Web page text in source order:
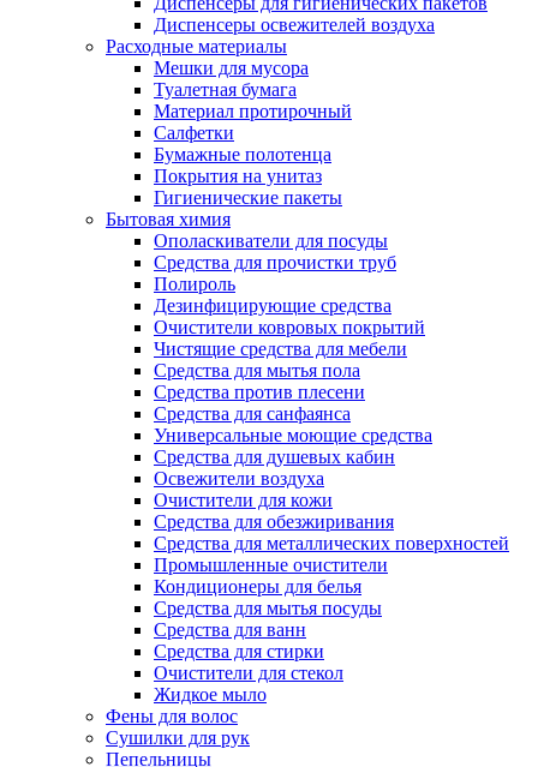
Диспенсеры освежителей воздуха
Расходные материалы
Мешки для мусора
Туалетная бумага
Материал протирочный
Салфетки
Бумажные полотенца
Покрытия на унитаз
Гигиенические пакеты
Бытовая химия
Ополаскиватели для посуды
Средства для прочистки труб
Полироль
Дезинфицирующие средства
Очистители ковровых покрытий
Чистящие средства для мебели
Средства для мытья пола
Средства против плесени
Средства для санфаянса
Универсальные моющие средства
Средства для душевых кабин
Освежители воздуха
Очистители для кожи
Средства для обезжиривания
Средства для металлических поверхностей
Промышленные очистители
Кондиционеры для белья
Средства для мытья посуды
Средства для ванн
Средства для стирки
Очистители для стекол
Жидкое мыло
Фены для волос
Сушилки для рук
Пепельницы